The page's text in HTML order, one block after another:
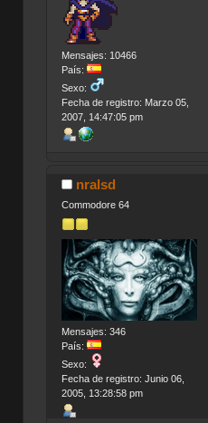
Mensajes: 10466
País:
Sexo:
Fecha de registro: Marzo 05,
2007, 14:47:05 pm
nralsd
Commodore 64
Mensajes: 346
País:
Sexo:
Fecha de registro: Junio 06,
2005, 13:28:58 pm